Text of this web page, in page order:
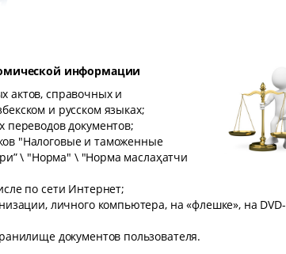
информации
актов, справочных и
и русском языках;
переводов документов;
"Налоговые и таможенные
\ "Норма" \ "Норма маслаҳатчи
по сети Интернет;
личного компьютера, на «флешке», на DVD-
документов пользователя.